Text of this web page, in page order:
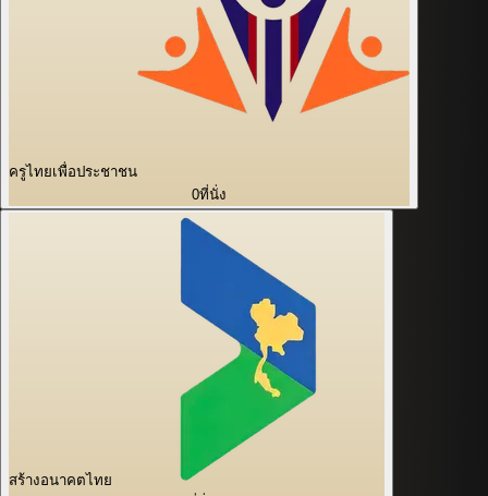
ครูไทยเพื่อประชาชน
0ที่นั่ง
สร้างอนาคตไทย